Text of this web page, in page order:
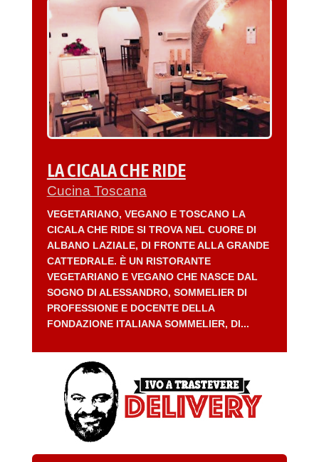
LA CICALA CHE RIDE
Cucina Toscana
VEGETARIANO, VEGANO E TOSCANO LA
CICALA CHE RIDE SI TROVA NEL CUORE DI
ALBANO LAZIALE, DI FRONTE ALLA GRANDE
CATTEDRALE. È UN RISTORANTE
VEGETARIANO E VEGANO CHE NASCE DAL
SOGNO DI ALESSANDRO, SOMMELIER DI
PROFESSIONE E DOCENTE DELLA
FONDAZIONE ITALIANA SOMMELIER, DI...